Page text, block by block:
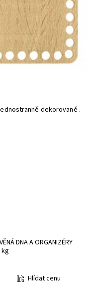
dekorované .
DNA A ORGANIZÉRY
kg
Hlídat cenu